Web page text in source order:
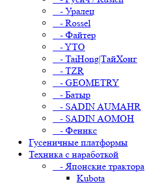
- Уралец
- Rossel
- Файтер
- YTO
- TaiHong|ТайХонг
- TZR
- GEOMETRY
- Батыр
- SADIN AUMAHR
- SADIN AOMOH
- Феникс
Гусеничные платформы
Техника с наработкой
- Японские трактора
Kubota